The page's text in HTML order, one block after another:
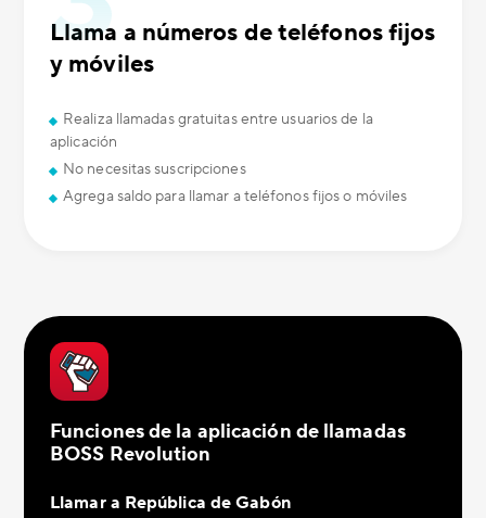
Llama a números de teléfonos fijos
y móviles
Realiza llamadas gratuitas entre usuarios de la
aplicación
No necesitas suscripciones
Agrega saldo para llamar a teléfonos fijos o móviles
Funciones de la aplicación de llamadas
BOSS Revolution
Llamar a República de Gabón